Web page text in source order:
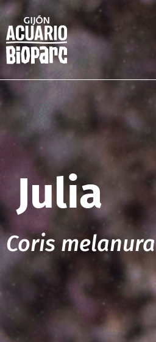
Julia
Coris melanura